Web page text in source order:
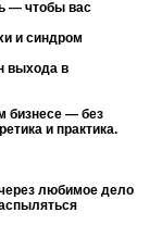
— чтобы вас
и синдром
выхода в
бизнесе — без
и практика.
любимое дело